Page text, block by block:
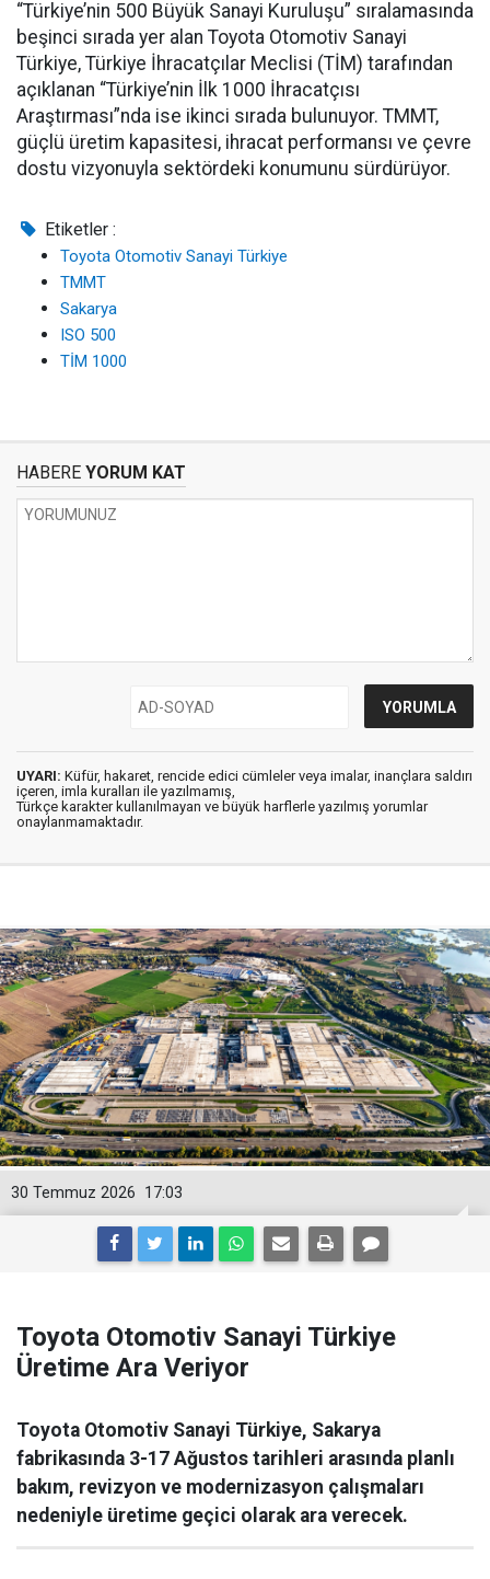
“Türkiye’nin 500 Büyük Sanayi Kuruluşu” sıralamasında
beşinci sırada yer alan Toyota Otomotiv Sanayi
Türkiye, Türkiye İhracatçılar Meclisi (TİM) tarafından
açıklanan “Türkiye’nin İlk 1000 İhracatçısı
Araştırması”nda ise ikinci sırada bulunuyor. TMMT,
güçlü üretim kapasitesi, ihracat performansı ve çevre
dostu vizyonuyla sektördeki konumunu sürdürüyor.
Etiketler :
Toyota Otomotiv Sanayi Türkiye
TMMT
Sakarya
ISO 500
TİM 1000
HABERE YORUM KAT
UYARI: Küfür, hakaret, rencide edici cümleler veya imalar, inançlara saldırı
içeren, imla kuralları ile yazılmamış,
Türkçe karakter kullanılmayan ve büyük harflerle yazılmış yorumlar
onaylanmamaktadır.
17:03
30 Temmuz 2026
Toyota Otomotiv Sanayi Türkiye
Üretime Ara Veriyor
Toyota Otomotiv Sanayi Türkiye, Sakarya
fabrikasında 3-17 Ağustos tarihleri arasında planlı
bakım, revizyon ve modernizasyon çalışmaları
nedeniyle üretime geçici olarak ara verecek.